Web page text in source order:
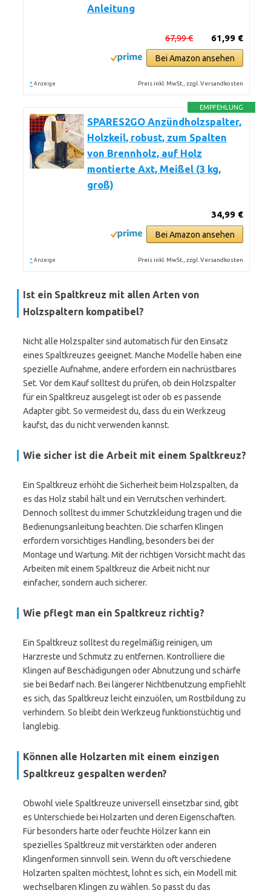
Anleitung
61,99 €
67,99 €
Bei Amazon ansehen
* Anzeige Preis inkl. MwSt., zzgl. Versandkosten
EMPFEHLUNG
SPARES2GO Anzündholzspalter,
Holzkeil, robust, zum Spalten
von Brennholz, auf Holz
montierte Axt, Meißel (3 kg,
groß)
34,99 €
Bei Amazon ansehen
* Anzeige Preis inkl. MwSt., zzgl. Versandkosten
Ist ein Spaltkreuz mit allen Arten von
Holzspaltern kompatibel?
Nicht alle Holzspalter sind automatisch für den Einsatz
eines Spaltkreuzes geeignet. Manche Modelle haben eine
spezielle Aufnahme, andere erfordern ein nachrüstbares
Set. Vor dem Kauf solltest du prüfen, ob dein Holzspalter
für ein Spaltkreuz ausgelegt ist oder ob es passende
Adapter gibt. So vermeidest du, dass du ein Werkzeug
kaufst, das du nicht verwenden kannst.
Wie sicher ist die Arbeit mit einem Spaltkreuz?
Ein Spaltkreuz erhöht die Sicherheit beim Holzspalten, da
es das Holz stabil hält und ein Verrutschen verhindert.
Dennoch solltest du immer Schutzkleidung tragen und die
Bedienungsanleitung beachten. Die scharfen Klingen
erfordern vorsichtiges Handling, besonders bei der
Montage und Wartung. Mit der richtigen Vorsicht macht das
Arbeiten mit einem Spaltkreuz die Arbeit nicht nur
einfacher, sondern auch sicherer.
Wie pflegt man ein Spaltkreuz richtig?
Ein Spaltkreuz solltest du regelmäßig reinigen, um
Harzreste und Schmutz zu entfernen. Kontrolliere die
Klingen auf Beschädigungen oder Abnutzung und schärfe
sie bei Bedarf nach. Bei längerer Nichtbenutzung empfiehlt
es sich, das Spaltkreuz leicht einzuölen, um Rostbildung zu
verhindern. So bleibt dein Werkzeug funktionstüchtig und
langlebig.
Können alle Holzarten mit einem einzigen
Spaltkreuz gespalten werden?
Obwohl viele Spaltkreuze universell einsetzbar sind, gibt
es Unterschiede bei Holzarten und deren Eigenschaften.
Für besonders harte oder feuchte Hölzer kann ein
spezielles Spaltkreuz mit verstärkten oder anderen
Klingenformen sinnvoll sein. Wenn du oft verschiedene
Holzarten spalten möchtest, lohnt es sich, ein Modell mit
wechselbaren Klingen zu wählen. So passt du das